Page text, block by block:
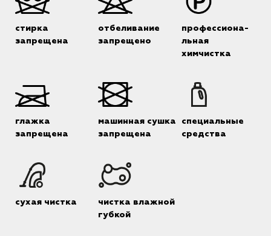
стирка
запрещена
отбеливание
запрещено
профессиона-
льная
химчистка
глажка
запрещена
машинная сушка
запрещена
специальные
средства
сухая чистка
чистка влажной
губкой